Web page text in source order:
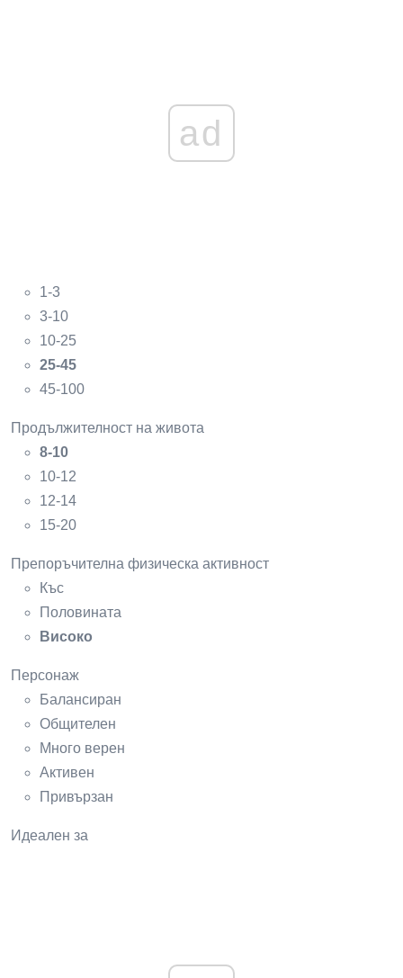
ad
1-3
3-10
10-25
25-45
45-100
Продължителност на живота
8-10
10-12
12-14
15-20
Препоръчителна физическа активност
Къс
Половината
Високо
Персонаж
Балансиран
Общителен
Много верен
Активен
Привързан
Идеален за